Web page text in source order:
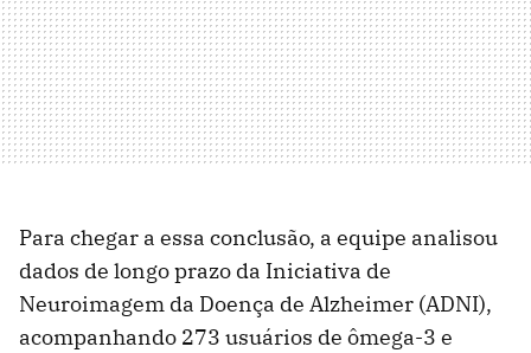
Para chegar a essa conclusão, a equipe analisou
dados de longo prazo da Iniciativa de
Neuroimagem da Doença de Alzheimer (ADNI),
acompanhando 273 usuários de ômega-3 e